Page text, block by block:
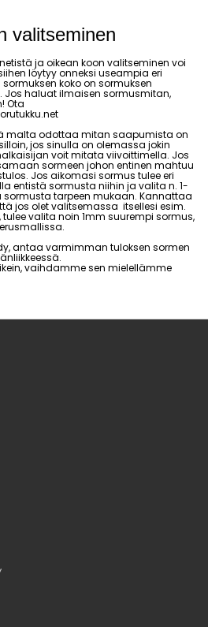
valitseminen
ja oikean koon valitseminen voi
löytyy onneksi useampia eri
koko on sormuksen
haluat ilmaisen sormusmitan,
Ota
malta odottaa mitan saapumista on
jos sinulla on olemassa jokin
voit mitata viivoittimella. Jos
sormeen johon entinen mahtuu
Jos aikomasi sormus tulee eri
entistä sormusta niihin ja valita n. 1-
tarpeen mukaan. Kannattaa
jos olet valitsemassa itsellesi esim.
valita noin 1mm suurempi sormus,
antaa varmimman tuloksen sormen
vaihdamme sen mielellämme